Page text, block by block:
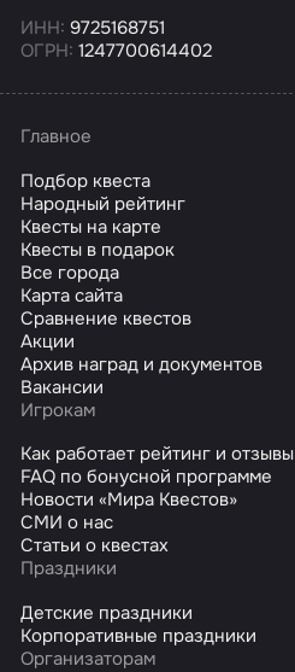
ИНН: 9725168751
ОГРН: 1247700614402
Главное
Подбор квеста
Народный рейтинг
Квесты на карте
Квесты в подарок
Все города
Карта сайта
Сравнение квестов
Акции
Архив наград и документов
Вакансии
Игрокам
Как работает рейтинг и отзывы
FAQ по бонусной программе
Новости «Мира Квестов»
СМИ о нас
Статьи о квестах
Праздники
Детские праздники
Корпоративные праздники
Организаторам